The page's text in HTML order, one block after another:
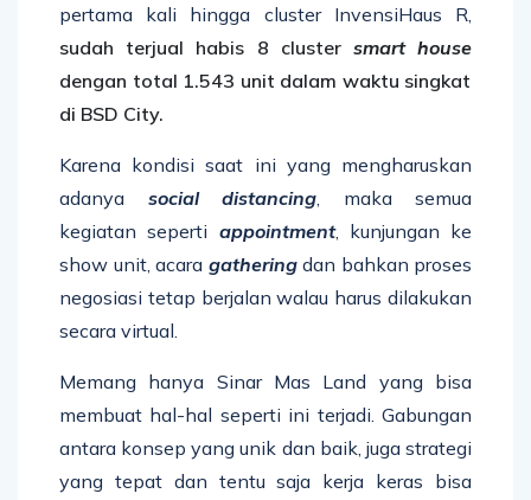
pertama kali hingga cluster InvensiHaus R,
sudah terjual habis 8 cluster smart house
dengan total 1.543 unit dalam waktu singkat
di BSD City.
Karena kondisi saat ini yang mengharuskan
adanya social distancing , maka semua
kegiatan seperti appointment, kunjungan ke
show unit, acara gatheringdan bahkan proses
negosiasi tetap berjalan walau harus dilakukan
secara virtual.
Memang hanya Sinar Mas Land yang bisa
membuat hal-hal seperti ini terjadi. Gabungan
antara konsep yang unik dan baik, juga strategi
yang tepat dan tentu saja kerja keras bisa